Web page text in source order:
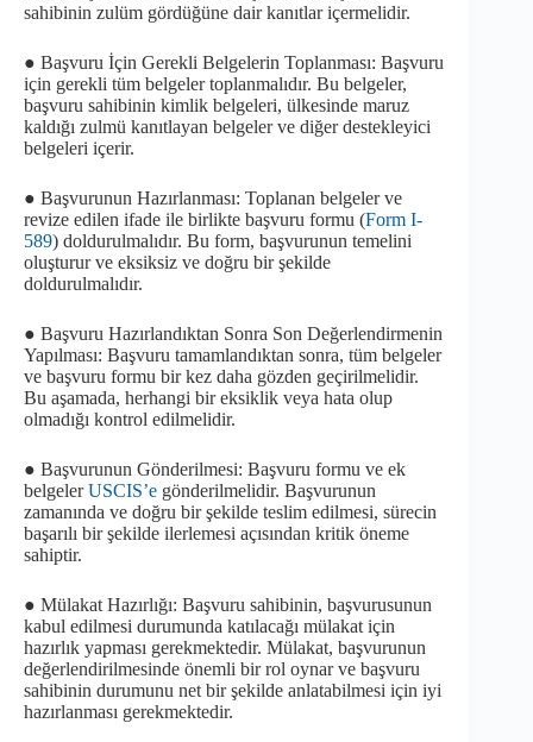
sahibinin zulüm gördüğüne dair kanıtlar içermelidir.
● Başvuru İçin Gerekli Belgelerin Toplanması: Başvuru
için gerekli tüm belgeler toplanmalıdır. Bu belgeler,
başvuru sahibinin kimlik belgeleri, ülkesinde maruz
kaldığı zulmü kanıtlayan belgeler ve diğer destekleyici
belgeleri içerir.
● Başvurunun Hazırlanması: Toplanan belgeler ve
revize edilen ifade ile birlikte başvuru formu (Form I-
589) doldurulmalıdır. Bu form, başvurunun temelini
oluşturur ve eksiksiz ve doğru bir şekilde
doldurulmalıdır.
● Başvuru Hazırlandıktan Sonra Son Değerlendirmenin
Yapılması: Başvuru tamamlandıktan sonra, tüm belgeler
ve başvuru formu bir kez daha gözden geçirilmelidir.
Bu aşamada, herhangi bir eksiklik veya hata olup
olmadığı kontrol edilmelidir.
● Başvurunun Gönderilmesi: Başvuru formu ve ek
belgelerUSCIS’e gönderilmelidir. Başvurunun
zamanında ve doğru bir şekilde teslim edilmesi, sürecin
başarılı bir şekilde ilerlemesi açısından kritik öneme
sahiptir.
● Mülakat Hazırlığı: Başvuru sahibinin, başvurusunun
kabul edilmesi durumunda katılacağı mülakat için
hazırlık yapması gerekmektedir. Mülakat, başvurunun
değerlendirilmesinde önemli bir rol oynar ve başvuru
sahibinin durumunu net bir şekilde anlatabilmesi için iyi
hazırlanması gerekmektedir.